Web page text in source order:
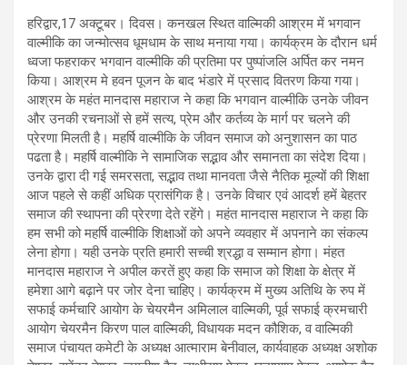
हरिद्वार,17 अक्टूबर। दिवस। कनखल स्थित वाल्मिकी आश्रम में भगवान
वाल्मीकि का जन्मोत्सव धूमधाम के साथ मनाया गया। कार्यक्रम के दौरान धर्म
ध्वजा फहराकर भगवान वाल्मीकि की प्रतिमा पर पुष्पांजलि अर्पित कर नमन
किया। आश्रम मे हवन पूजन के बाद भंडारे में प्रसाद वितरण किया गया।
आश्रम के महंत मानदास महाराज ने कहा कि भगवान वाल्मीकि उनके जीवन
और उनकी रचनाओं से हमें सत्य, प्रेम और कर्तव्य के मार्ग पर चलने की
प्रेरणा मिलती है। महर्षि वाल्मीकि के जीवन समाज को अनुशासन का पाठ
पढता है। महर्षि वाल्मीकि ने सामाजिक सद्भाव और समानता का संदेश दिया।
उनके द्वारा दी गई समरसता, सद्भाव तथा मानवता जैसे नैतिक मूल्यों की शिक्षा
आज पहले से कहीं अधिक प्रासंगिक है। उनके विचार एवं आदर्श हमें बेहतर
समाज की स्थापना की प्रेरणा देते रहेंगे। महंत मानदास महाराज ने कहा कि
हम सभी को महर्षि वाल्मीकि शिक्षाओं को अपने व्यवहार में अपनाने का संकल्प
लेना होगा। यही उनके प्रति हमारी सच्ची श्रद्धा व सम्मान होगा। मंहत
मानदास महाराज ने अपील करतें हुए कहा कि समाज को शिक्षा के क्षेत्र में
हमेशा आगे बढ़ाने पर जोर देना चाहिए। कार्यक्रम में मुख्य अतिथि के रुप में
सफाई कर्मचारि आयोग के चेयरमैन अमिलाल वाल्मिकी, पूर्व सफाई क्रमचारी
आयोग चेयरमैन किरण पाल वाल्मिकी, विधायक मदन कौशिक, व वाल्मिकी
समाज पंचायत कमेटी के अध्यक्ष आत्माराम बेनीवाल, कार्यवाहक अध्यक्ष अशोक